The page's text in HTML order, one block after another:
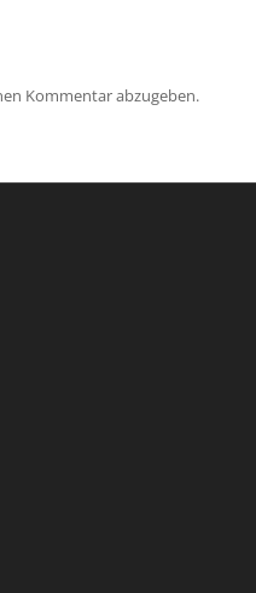
Kommentar abzugeben.